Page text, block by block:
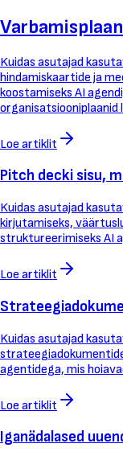
Kuidas asutajad
hindamiskaartide ja
koostamiseks AI
organisatsiooniplaanid
Loe artiklit
Pitch decki sisu,
Kuidas asutajad
kirjutamiseks,
struktureerimiseks AI
Loe artiklit
Kuidas asutajad
agentidega, mis
Loe artiklit
Iganädalased